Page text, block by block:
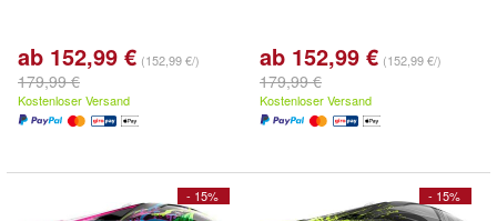
ab 152,99 € (152,99 €/)
179,99 €
Kostenloser Versand
ab 152,99 € (152,99 €/)
179,99 €
Kostenloser Versand
- 15% - 15%